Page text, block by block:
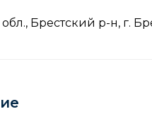
Брестский р-н, г.